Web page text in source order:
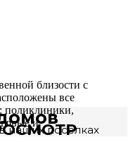
близости с
все
поликлиники,
и
наших посёлках